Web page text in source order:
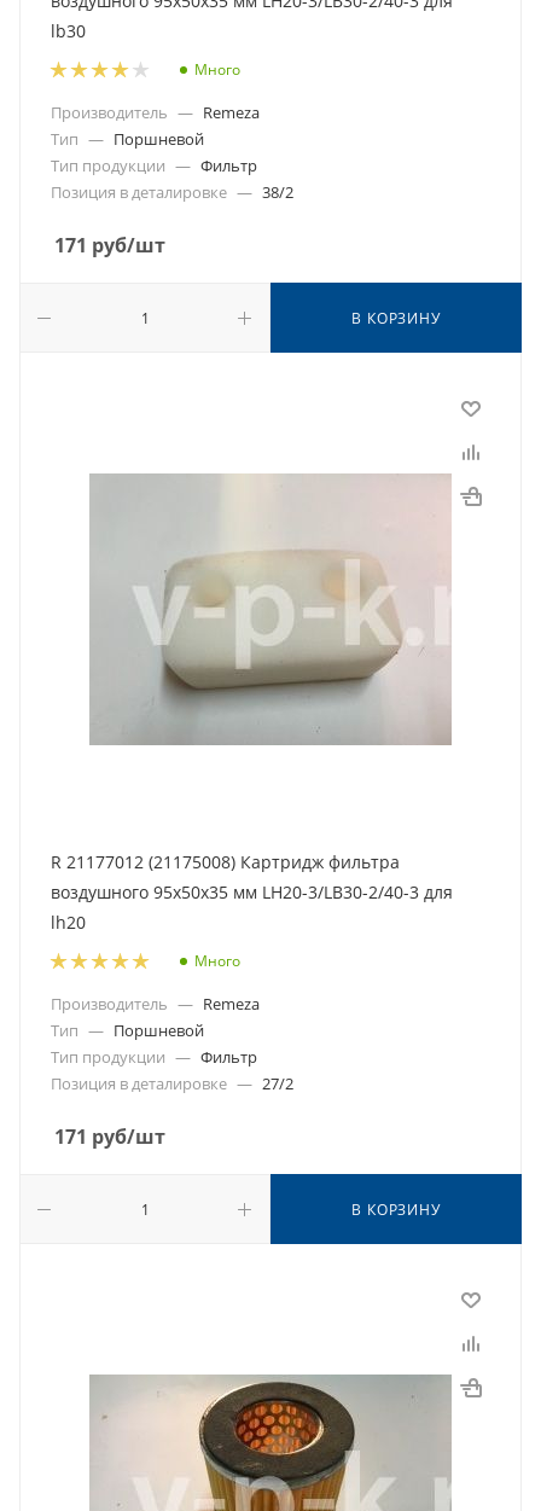
lb30
Много
Производитель — Remeza
Тип — Поршневой
Тип продукции — Фильтр
Позиция в деталировке — 38/2
171 руб/шт
В КОРЗИНУ
R 21177012 (21175008) Картридж фильтра
воздушного 95x50x35 мм LH20-3/LB30-2/40-3 для
lh20
Много
Производитель — Remeza
Тип — Поршневой
Тип продукции — Фильтр
Позиция в деталировке — 27/2
171 руб/шт
В КОРЗИНУ